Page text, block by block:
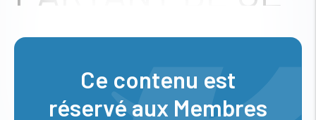
QUE VIVENT LES
PATIENTS
Ce contenu est
réservé aux Membres